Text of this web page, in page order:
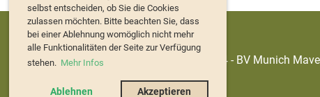
selbst entscheiden, ob Sie die Cookies
zulassen möchten. Bitte beachten Sie, dass
bei einer Ablehnung womöglich nicht mehr
alle Funktionalitäten der Seite zur Verfügung
stehen. Mehr Infos
Ablehnen Akzeptieren
© 2024 - BV Munich